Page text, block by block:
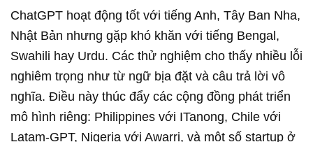
ChatGPT hoạt động tốt với tiếng Anh, Tây Ban Nha,
Nhật Bản nhưng gặp khó khăn với tiếng Bengal,
Swahili hay Urdu. Các thử nghiệm cho thấy nhiều lỗi
nghiêm trọng như từ ngữ bịa đặt và câu trả lời vô
nghĩa. Điều này thúc đẩy các cộng đồng phát triển
mô hình riêng: Philippines với ITanong, Chile với
Latam-GPT, Nigeria với Awarri, và một số startup ở